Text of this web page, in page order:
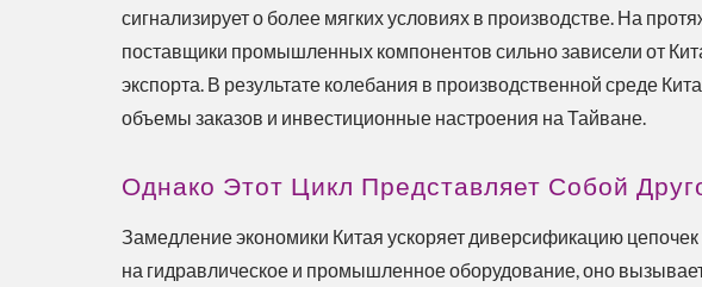
сигнализирует о более мягких условиях в производстве. На
поставщики промышленных компонентов сильно зависели от
экспорта. В результате колебания в производственной среде
объемы заказов и инвестиционные настроения на Тайване.
Однако Этот Цикл Представляет Собой
Замедление экономики Китая ускоряет диверсификацию цепочек
на гидравлическое и промышленное оборудование, оно